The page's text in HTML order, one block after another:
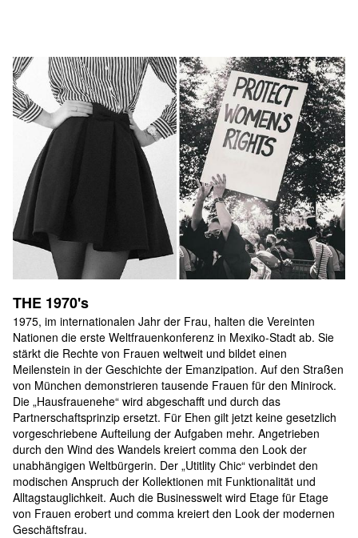
THE 1970's
1975, im internationalen Jahr der Frau, halten die Vereinten
Nationen die erste Weltfrauenkonferenz in Mexiko-Stadt ab. Sie
stärkt die Rechte von Frauen weltweit und bildet einen
Meilenstein in der Geschichte der Emanzipation. Auf den Straßen
von München demonstrieren tausende Frauen für den Minirock.
Die „Hausfrauenehe“ wird abgeschafft und durch das
Partnerschaftsprinzip ersetzt. Für Ehen gilt jetzt keine gesetzlich
vorgeschriebene Aufteilung der Aufgaben mehr. Angetrieben
durch den Wind des Wandels kreiert comma den Look der
unabhängigen Weltbürgerin. Der „Utitlity Chic“ verbindet den
modischen Anspruch der Kollektionen mit Funktionalität und
Alltagstauglichkeit. Auch die Businesswelt wird Etage für Etage
von Frauen erobert und comma kreiert den Look der modernen
Geschäftsfrau.